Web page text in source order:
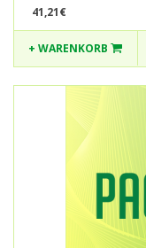
41,21€
+ WARENKORB